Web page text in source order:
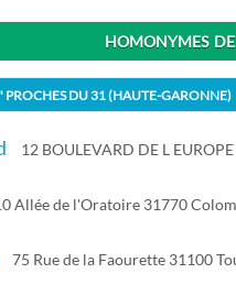
HOMONYMES
" PROCHES DU31 (HAUTE-GARONNE)
12 BOULEVARD DE L
Allée de l'Oratoire 31770
75 Rue de la Faourette 31100